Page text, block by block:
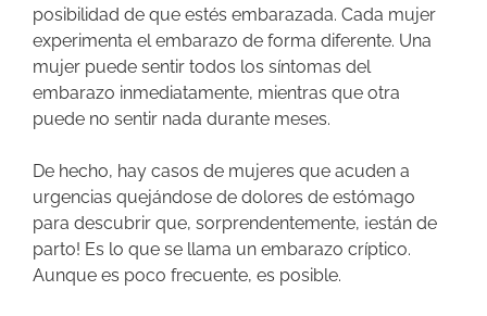
posibilidad de que estés embarazada. Cada mujer
experimenta el embarazo de forma diferente. Una
mujer puede sentir todos los síntomas del
embarazo inmediatamente, mientras que otra
puede no sentir nada durante meses.
De hecho, hay casos de mujeres que acuden a
urgencias quejándose de dolores de estómago
para descubrir que, sorprendentemente, ¡están de
parto! Es lo que se llama un embarazo críptico.
Aunque es poco frecuente, es posible.